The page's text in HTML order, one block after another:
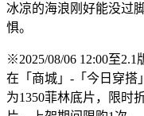
冰凉的海浪刚好能没过
惧。
※2025/08/06 12:00至
在「商城」-「今日穿搭
为1350菲林底片，限时